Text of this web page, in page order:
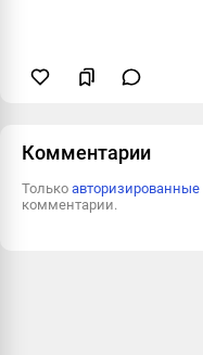
Комментарии
Только авторизированные
комментарии.